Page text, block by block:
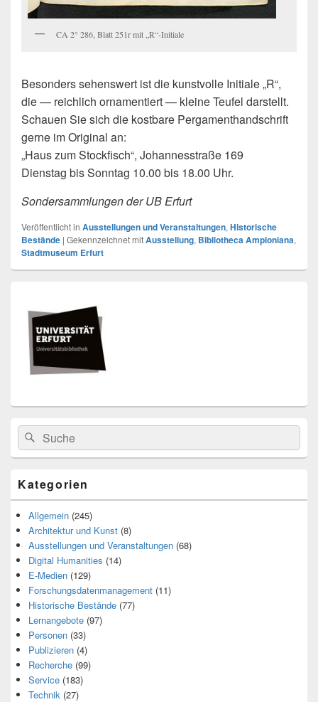
CA 2° 286, Blatt 251r mit „R“-Initiale
Besonders sehenswert ist die kunstvolle Initiale „R“,
die — reichlich ornamentiert — kleine Teufel darstellt.
Schauen Sie sich die kostbare Pergamenthandschrift
gerne im Original an:
„Haus zum Stockfisch“, Johannesstraße 169
Dienstag bis Sonntag 10.00 bis 18.00 Uhr.
Sondersammlungen der UB Erfurt
Veröffentlicht in Ausstellungen und Veranstaltungen, Historische
Bestände | Gekennzeichnet mitAusstellung, Bibliotheca Amploniana,
Stadtmuseum Erfurt
Widget-
Bereich
Search
for:
Suche
Kategorien
Allgemein (245)
Architektur und Kunst (8)
Ausstellungen und Veranstaltungen (68)
Digital Humanities (14)
E-Medien (129)
Forschungsdatenmanagement (11)
Historische Bestände (77)
Lernangebote (97)
Personen (33)
Publizieren (4)
Recherche (99)
Service (183)
Technik (27)